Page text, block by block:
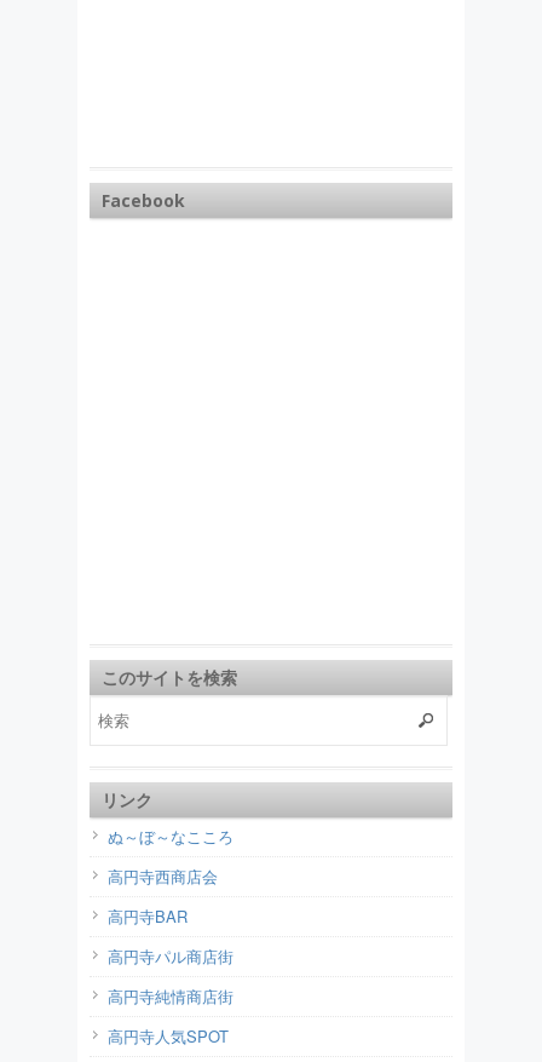
Facebook
このサイトを検索
リンク
ぬ～ぼ～なこころ
高円寺西商店会
高円寺BAR
高円寺パル商店街
高円寺純情商店街
高円寺人気SPOT